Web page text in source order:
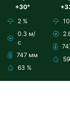
+30°
2 %
0.3 м/
с
747 мм
63 %